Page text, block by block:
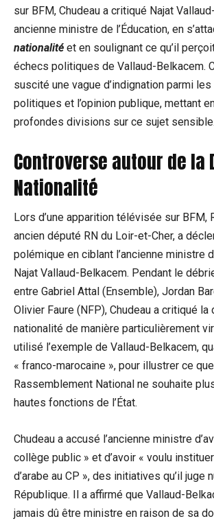
sur BFM, Chudeau ​a critiqué Najat
ancienne ministre de l’Éducation,⁤ en
nationalité et en soulignant ce qu’il
échecs politiques de ‍Vallaud-Belkacem.
suscité⁣ une vague d’indignation parmi
politiques et l’opinion publique,​ mettant
profondes divisions ⁤sur ce sujet sensible.
Controverse⁣ autour‌ de la
Nationalité
Lors​ d’une apparition télévisée⁢ sur BFM,
ancien ⁤député RN du Loir-et-Cher, ⁢a
polémique en ciblant l’ancienne ministre
Najat Vallaud-Belkacem.⁤ Pendant le
entre Gabriel Attal (Ensemble), ⁢Jordan
Olivier Faure (NFP), Chudeau a critiqué la
nationalité de manière ‌particulièrement
utilisé‌ l’exemple de Vallaud-Belkacem,
« franco-marocaine », pour illustrer ce
Rassemblement ‍National ​ne souhaite
⁤hautes fonctions ‍de l’État.
Chudeau a accusé l’ancienne⁢ ministre
‌collège public » et d’avoir « voulu
d’arabe au‌ CP », des initiatives qu’il juge
République. Il a affirmé que Vallaud-
jamais‍ dû être ministre en raison de sa